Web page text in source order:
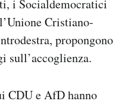
i Socialdemocratici
Cristiano-
propongono
CDU e AfD hanno